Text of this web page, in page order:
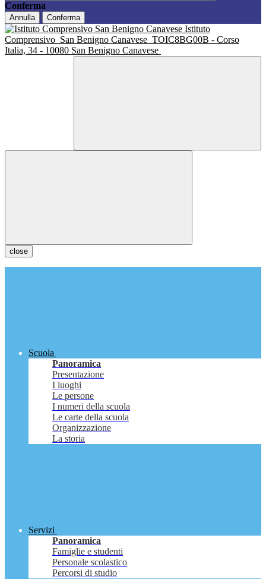
Conferma
Annulla Conferma
Istituto
Comprensivo San Benigno Canavese TOIC8BG00B - Corso
Italia, 34 - 10080 San Benigno Canavese
close
Scuola
Panoramica
Presentazione
I luoghi
Le persone
I numeri della scuola
Le carte della scuola
Organizzazione
La storia
Servizi
Panoramica
Famiglie e studenti
Personale scolastico
Percorsi di studio